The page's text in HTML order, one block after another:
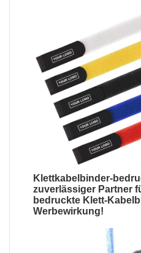
Klettkabelbinder-
zuverlässiger Partner
bedruckte Klett-
Werbewirkung!